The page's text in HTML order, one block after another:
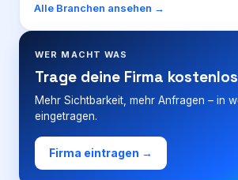
Alle Branchen ansehen →
WER MACHT WAS
Trage deine Firma
Mehr Sichtbarkeit, mehr Anfragen – in
eingetragen.
Firma eintragen →